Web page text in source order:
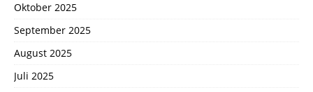
Oktober 2025
September 2025
August 2025
Juli 2025